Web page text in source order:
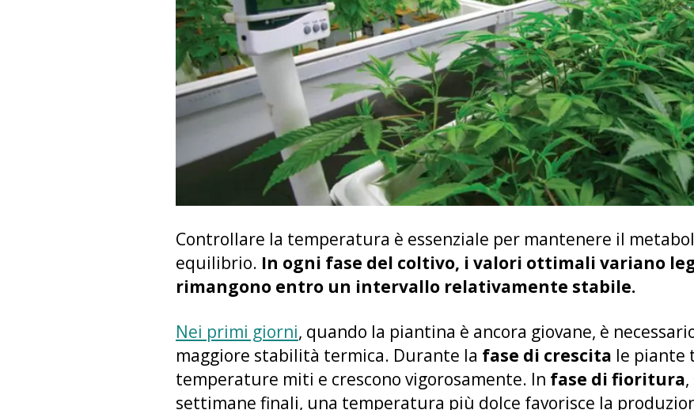
Controllare la temperatura è essenziale per mantenere il
equilibrio. In ogni fase del coltivo, i valori ottimali variano
rimangono entro un intervallo relativamente stabile.
Nei primi giorni, quando la piantina è ancora giovane, è
maggiore stabilità termica. Durante la fase di crescita le piante
temperature miti e crescono vigorosamente. In fase di fioritura
settimane finali, una temperatura più dolce favorisce la